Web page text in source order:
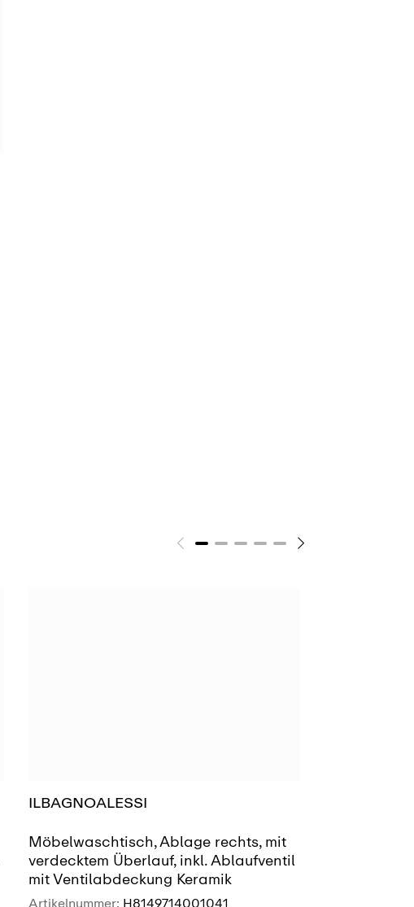
ILBAGNOALESSI
Möbelwaschtisch, Ablage rechts, mit
verdecktem Überlauf, inkl. Ablaufventil
mit Ventilabdeckung Keramik
Artikelnummer: H8149714001041